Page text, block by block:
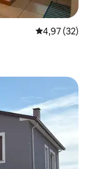
Просечна
4,97 (32)